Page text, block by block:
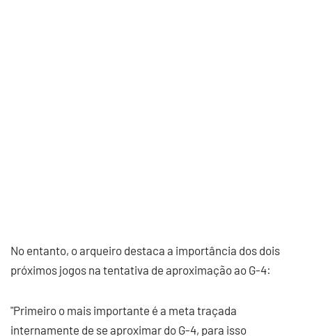
No entanto, o arqueiro destaca a importância dos dois
próximos jogos na tentativa de aproximação ao G-4:
"Primeiro o mais importante é a meta traçada
internamente de se aproximar do G-4, para isso